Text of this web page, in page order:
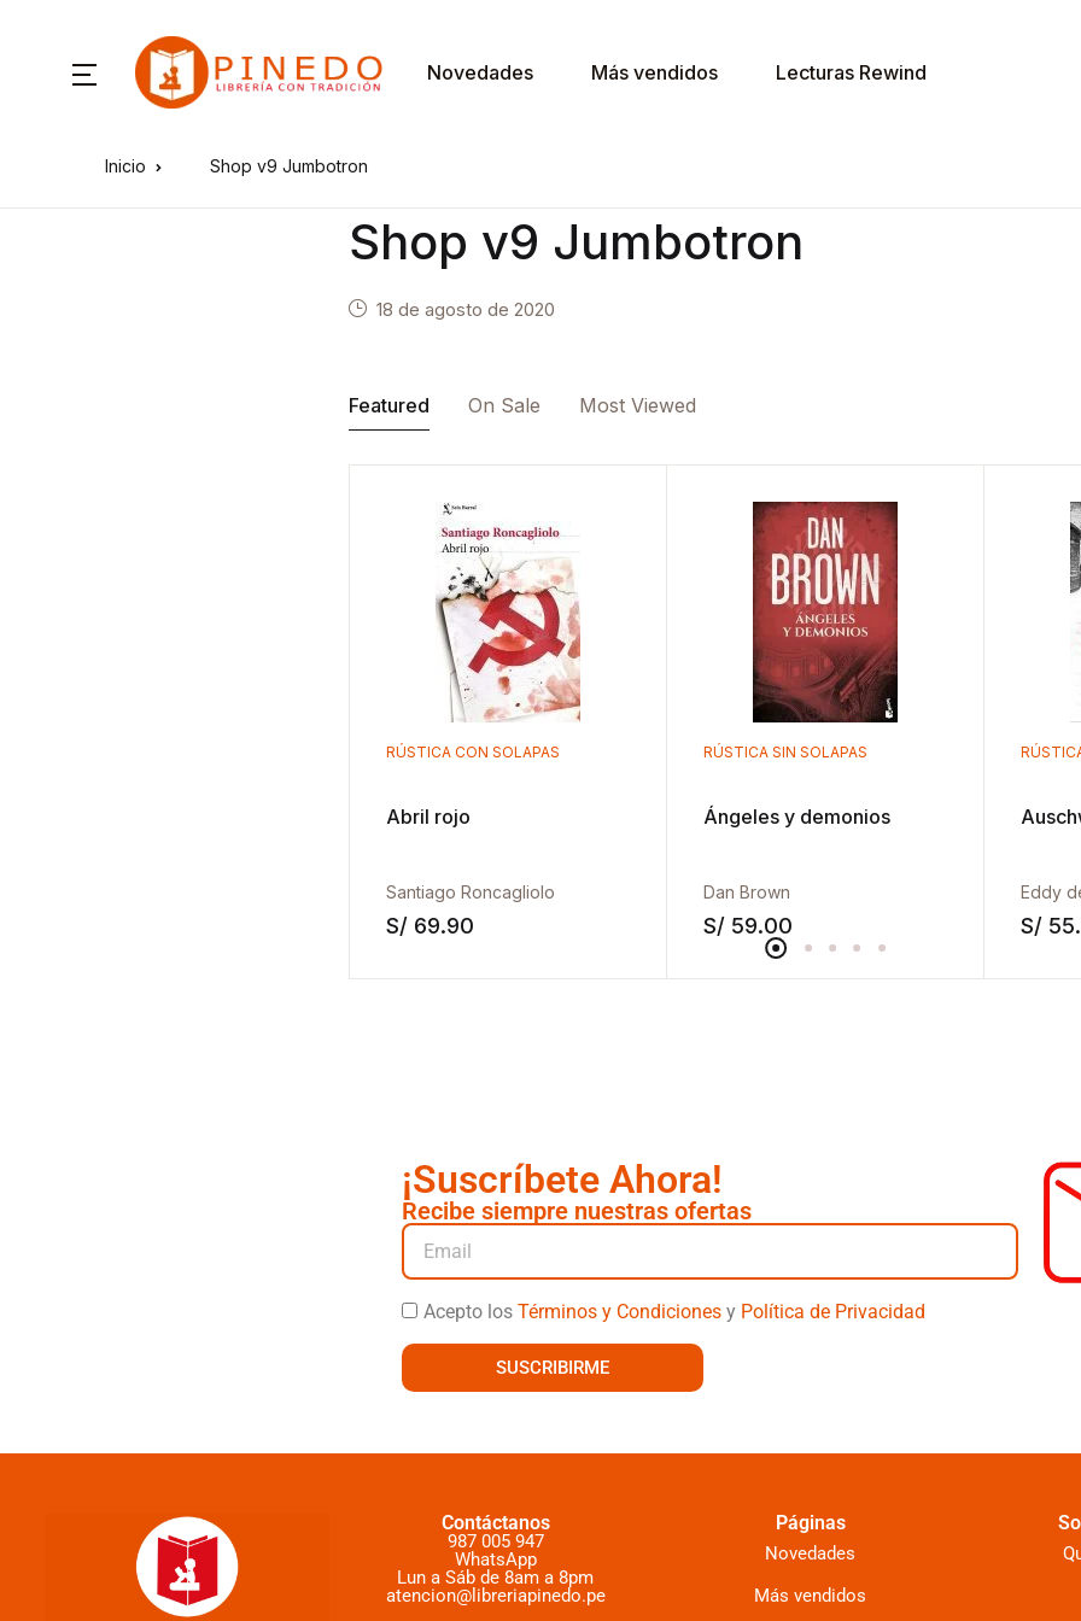
Novedades Más vendidos Lecturas Rewind
Inicio Shop v9 Jumbotron
Shop v9 Jumbotron
18 de agosto de 2020
Featured On Sale Most Viewed
RÚSTICA CON SOLAPAS
Abril rojo
Santiago Roncagliolo
S/ 69.90 Añadir a la lista de deseos
RÚSTICA SIN SOLAPAS
Ángeles y demonios
Dan Brown
S/ 59.00 Añadir a la
Eddy
S/
¡Suscríbete Ahora!
Recibe siempre nuestras ofertas
Acepto los Términos y Condicionesy Política de Privacidad
SUSCRIBIRME
Contáctanos
987 005 947
WhatsApp
Lun a Sáb de 8am a 8pm
atencion@libreriapinedo.pe
Páginas
Novedades
Más vendidos